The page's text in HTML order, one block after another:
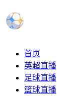
首页
英超直播
足球直播
篮球直播